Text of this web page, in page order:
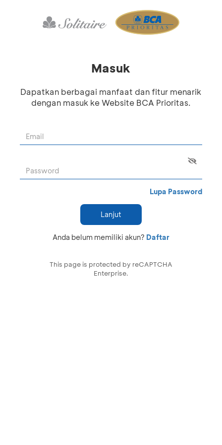
Masuk
Dapatkan berbagai manfaat dan fitur menarik
dengan masuk ke Website BCA Prioritas.
Lupa Password
Lanjut
Anda belum memiliki akun? Daftar
This page is protected by reCAPTCHA
Enterprise.